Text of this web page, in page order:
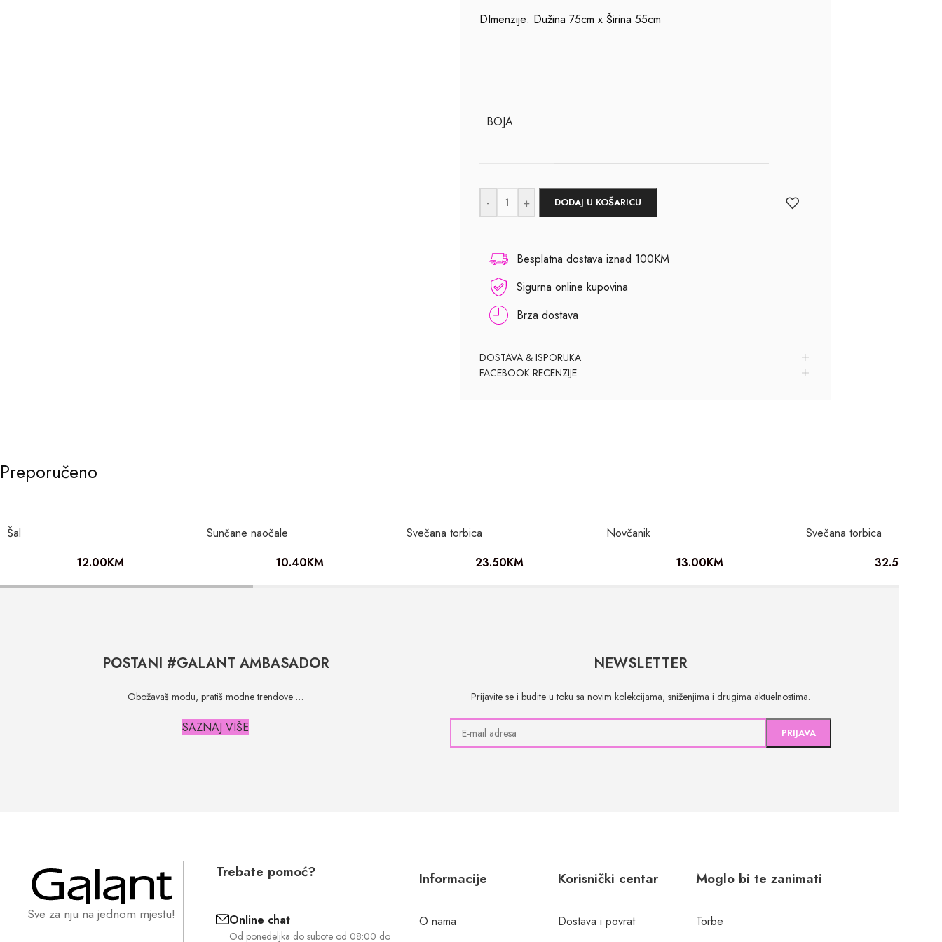
DImenzije: Dužina 75cm x Širina 55cm
BOJA
- + DODAJ U KOŠARICU
Besplatna dostava iznad 100KM
Sigurna online kupovina
Brza dostava
DOSTAVA & ISPORUKA
FACEBOOK RECENZIJE
Preporučeno
Šal
12.00KM
Sunčane naočale
10.40KM
Svečana torbica
23.50KM
Novčanik
13.00KM
Svečana torbica
32.50
POSTANI #GALANT AMBASADOR
Obožavaš modu, pratiš modne trendove …
SAZNAJ VIŠE
NEWSLETTER
Prijavite se i budite u toku sa novim kolekcijama, sniženjima i drugima aktuelnostima.
Sve za nju na jednom mjestu!
Trebate pomoć?
Online chat
Od ponedeljka do subote od 08:00 do
Informacije
O nama
Korisnički centar
Dostava i povrat
Moglo bi te zanimati
Torbe